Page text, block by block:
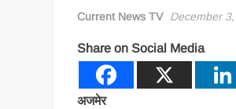
Current News TV December
Share on Social Media
अजमेर